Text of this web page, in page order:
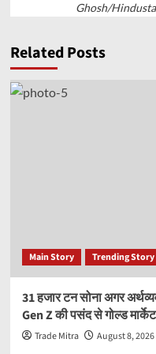
Ghosh/
Related Posts
Main Story Trending Story
31 हजार टन सोना अगर
Gen Z की पसंद से गोल्ड
Trade Mitra August 8, 2026